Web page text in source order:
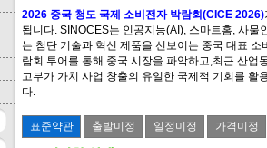
2026 중국 청도 국제 소비전자 박람회(CICE 2026)
됩니다. SINOCES는 인공지능(AI), 스마트홈, 사
는 첨단 기술과 혁신 제품을 선보이는 중국 대표
람회 투어를 통해 중국 시장을 파악하고,최근 산업
고부가 가치 사업 창출의 유일한 국제적 기회를 활
다.